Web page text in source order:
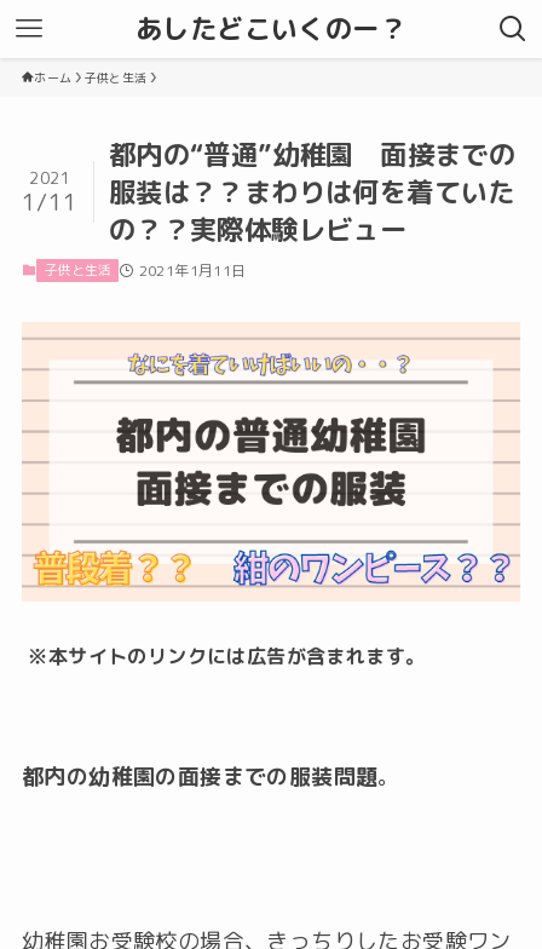
あしたどこいくのー？
ホーム 子供と生活
都内の“普通”幼稚園 面接までの
服装は？？まわりは何を着ていた
の？？実際体験レビュー
2021
1/11
子供と生活 2021年1月11日
※本サイトのリンクには広告が含まれます。
都内の幼稚園の面接までの服装問題。
幼稚園お受験校の場合、きっちりしたお受験ワン